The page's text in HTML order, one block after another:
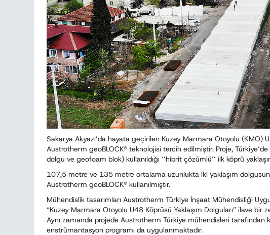
Sakarya Akyazı’da hayata geçirilen Kuzey Marmara Otoyolu (KMO)
Austrotherm geoBLOCK® teknolojisi tercih edilmiştir. Proje,
dolgu ve geofoam blok) kullanıldığı ‘’hibrit çözümlü’’ ilk köprü
107,5 metre ve 135 metre ortalama uzunlukta iki yaklaşım
Austrotherm geoBLOCK® kullanılmıştır.
Mühendislik tasarımları Austrotherm Türkiye İnşaat Mühendisliği
“Kuzey Marmara Otoyolu U48 Köprüsü Yaklaşım Dolguları” ilave
Aynı zamanda projede Austrotherm Türkiye mühendisleri tarafından
enstrümantasyon programı da uygulanmaktadır.